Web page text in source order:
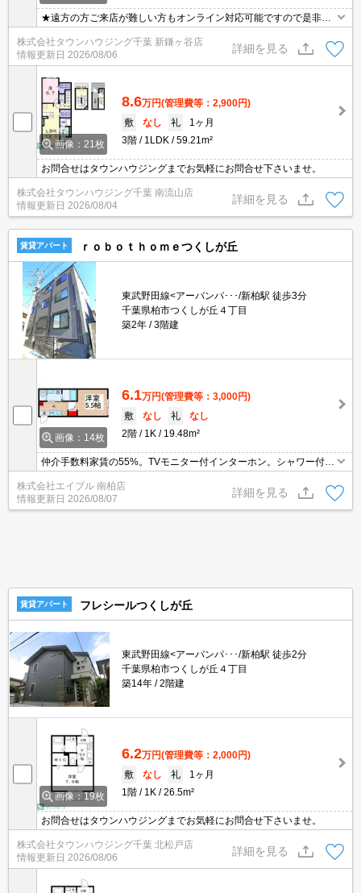
★遠方の方ご来店が難しい方もオンライン対応可能ですので是非一
度ご相談くださいませ！お部屋探しはタウンハウジングにお任せ下
さい★
株式会社タウンハウジング千葉 新鎌ヶ谷店
情報更新日 2026/08/06
詳細を見る
画像：21枚
8.6万円(管理費等：2,900円)
敷
なし 礼
1ヶ月
3階
1LDK 59.21m²
お問合せはタウンハウジングまでお気軽にお問合せ下さいませ。
株式会社タウンハウジング千葉 南流山店
情報更新日 2026/08/04
詳細を見る
賃貸アパート ｒｏｂｏｔｈｏｍｅつくしが丘
東武野田線<アーバンパ･･･/新柏駅 徒歩3分
千葉県柏市つくしが丘４丁目
築2年
3階建
画像：14枚
6.1万円(管理費等：3,000円)
敷
なし 礼
なし
2階
1K 19.48m²
仲介手数料家賃の55%。TVモニター付インターホン。シャワー付独
立洗面台。インターネット無料。便利な宅配BOX。安心のオートロ
ック。1月完成予定新築。浴室乾燥機付。新生活のスタートはここ
から。
株式会社エイブル 南柏店
情報更新日 2026/08/07
詳細を見る
賃貸アパート フレシールつくしが丘
東武野田線<アーバンパ･･･/新柏駅 徒歩2分
千葉県柏市つくしが丘４丁目
築14年
2階建
画像：19枚
6.2万円(管理費等：2,000円)
敷
なし 礼
1ヶ月
1階
1K 26.5m²
お問合せはタウンハウジングまでお気軽にお問合せ下さいませ。
株式会社タウンハウジング千葉 北松戸店
情報更新日 2026/08/06
詳細を見る